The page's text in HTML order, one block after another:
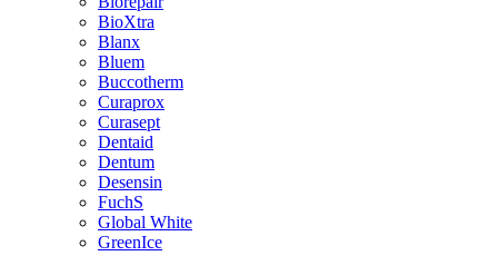
BioXtra
Blanx
Bluem
Buccotherm
Curaprox
Curasept
Dentaid
Dentum
Desensin
FuchS
Global White
GreenIce